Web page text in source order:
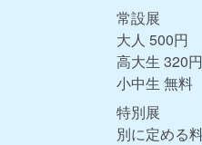
常設展
大人 500円
高大生 320円
小中生 無料
特別展
別に定める